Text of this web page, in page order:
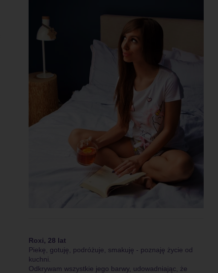
Roxi, 28 lat
Piekę, gotuję, podróżuje, smakuję - poznaję życie od
kuchni.
Odkrywam wszystkie jego barwy, udowadniając, że